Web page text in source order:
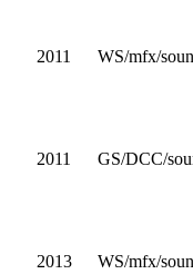
2011 WS/mfx/
2011 GS/DCC/
2013 WS/mfx/